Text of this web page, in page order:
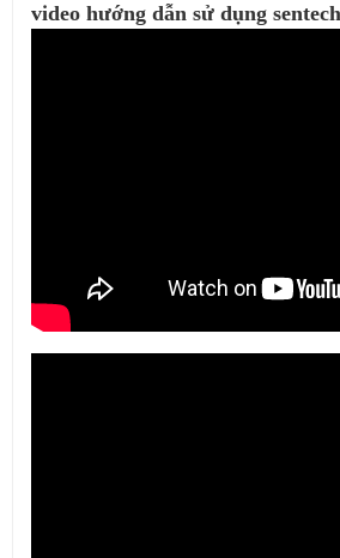
video hướng dẫn sử dụng